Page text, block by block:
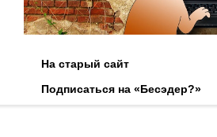
На старый сайт
Подписаться на «Бесэдер?»